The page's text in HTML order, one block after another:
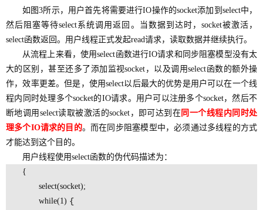
如图3所示，用户首先将需要进行IO操作的socket添加到select中，
然后阻塞等待select系统调用返回。当数据到达时，socket被激活，
select函数返回。用户线程正式发起read请求，读取数据并继续执行。
从流程上来看，使用select函数进行IO请求和同步阻塞模型没有太
大的区别，甚至还多了添加监视socket，以及调用select函数的额外操
作，效率更差。但是，使用select以后最大的优势是用户可以在一个线
程内同时处理多个socket的IO请求。用户可以注册多个socket，然后不
断地调用select读取被激活的socket，即可达到在 同一个线程内同时处
理多个IO请求的目的。而在同步阻塞模型中，必须通过多线程的方式
才能达到这个目的。
用户线程使用select函数的伪代码描述为：
{
select(socket);
while(1) {